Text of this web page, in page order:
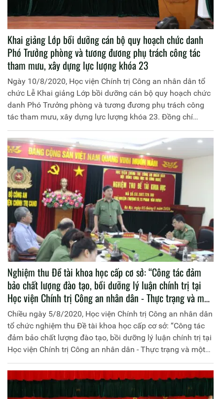
Khai giảng Lớp bồi dưỡng cán bộ quy hoạch chức danh
Phó Trưởng phòng và tương đương phụ trách công tác
tham mưu, xây dựng lực lượng khóa 23
Ngày 10/8/2020, Học viện Chính trị Công an nhân dân tổ
chức Lễ Khai giảng Lớp bồi dưỡng cán bộ quy hoạch chức
danh Phó Trưởng phòng và tương đương phụ trách công
tác tham mưu, xây dựng lực lượng khóa 23. Đồng chí
Trung tướng, PGS.TS Trần Vi Dân, Giám đốc Học viện
Chính trị Công an nhân dân chủ trì buổi Lễ
Nghiệm thu Đề tài khoa học cấp cơ sở: “Công tác đảm
bảo chất lượng đào tạo, bồi dưỡng lý luận chính trị tại
Học viện Chính trị Công an nhân dân - Thực trạng và một
số giải pháp nâng cao hiệu quả”
Chiều ngày 5/8/2020, Học viện Chính trị Công an nhân dân
tổ chức nghiệm thu Đề tài khoa học cấp cơ sở: “Công tác
đảm bảo chất lượng đào tạo, bồi dưỡng lý luận chính trị tại
Học viện Chính trị Công an nhân dân - Thực trạng và một
số giải pháp nâng cao hiệu quả”